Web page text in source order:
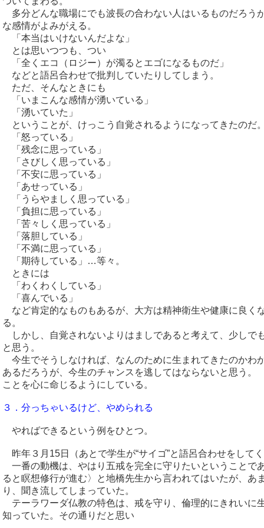
多分どんな職場にでも波長の合わない人はいるものだろう
な感情がよみがえる。
「本当はいけないんだよな」
とは思いつつも、つい
「全くエコ（ロジー）が濁るとエゴになるものだ」
などと語呂合わせで批判していたりしてしまう。
ただ、そんなときにも
「いまこんな感情が湧いている」
「湧いていた」
ということが、けっこう自覚されるようになってきたのだ
「怒っている」
「残念に思っている」
「さびしく思っている」
「不安に思っている」
「あせっている」
「うらやましく思っている」
「負担に思っている」
「苦々しく思っている」
「落胆している」
「不満に思っている」
「期待している」…等々。
ときには
「わくわくしている」
「喜んでいる」
など肯定的なものもあるが、大方は精神衛生や健康に良く
る。
しかし、自覚されないよりはましであると考えて、少しで
と思う。
今生でそうしなければ、なんのために生まれてきたのかわ
あるだろうが、今生のチャンスを逃してはならないと思う
ことを心に命じるようにしている。
３．分っちゃいるけど、やめられる
やればできるという例をひとつ。
昨年３月15日（あとで学生が“サイゴ”と語呂合わせをして
一番の動機は、やはり五戒を完全に守りたいということで
ると瞑想修行が進む〉と地橋先生から言われてはいたが、あ
り、聞き流してしまっていた。
テーラワーダ仏教の特色は、戒を守り、倫理的にきれいに
知っていた。その通りだと思い